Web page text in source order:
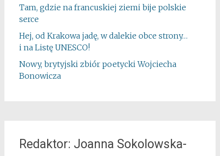
Tam, gdzie na francuskiej ziemi bije polskie
serce
Hej, od Krakowa jadę, w dalekie obce strony…
i na Listę UNESCO!
Nowy, brytyjski zbiór poetycki Wojciecha
Bonowicza
Redaktor: Joanna Sokolowska-